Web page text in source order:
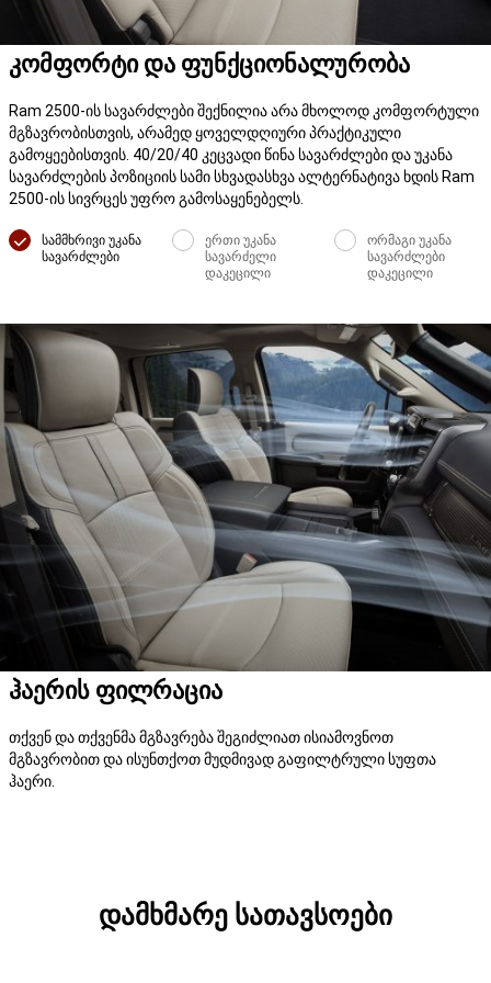
კომფორტი და ფუნქციონალურობა
Ram 2500-ის სავარძლები შექნილია არა მხოლოდ კომფორტული
მგზავრობისთვის, არამედ ყოველდღიური პრაქტიკული
გამოყეებისთვის. 40/20/40 კეცვადი წინა სავარძლები და უკანა
სავარძლების პოზიციის სამი სხვადასხვა ალტერნატივა ხდის Ram
2500-ის სივრცეს უფრო გამოსაყენებელს.
სამმხრივი უკანა
სავარძლები
ერთი უკანა
სავარძელი
დაკეცილი
ორმაგი უკანა
სავარძლები
დაკეცილი
ჰაერის ფილრაცია
თქვენ და თქვენმა მგზავრება შეგიძლიათ ისიამოვნოთ
მგზავრობით და ისუნთქოთ მუდმივად გაფილტრული სუფთა
ჰაერი.
დამხმარე სათავსოები